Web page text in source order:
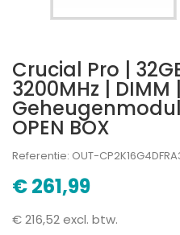
Crucial Pro |
3200MHz | DIMM |
OPEN BOX
Referentie: OUT-
€ 261,99
€ 216,52 excl. btw.